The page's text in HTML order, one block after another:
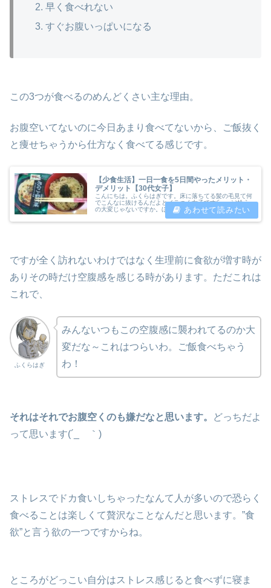
早く食べれない
すぐお腹いっぱいになる
この3つが食べるのめんどくさい主な理由。
お腹空いてないのに今日あまり食べてないから、ご飯抜く
と痩せちゃうから仕方なく食べてる感じです。
【少食生活】一日一食を5日間やったメリット・
デメリット【30代女子】
こんにちは。ふくらはぎです。床に落ちてる髪の毛見て何
でこんなに抜けるんだよとイラつく女子です(´_ゝ｀)拾う
の大変じゃないですか。ほっとくと気になるし。。体調崩
してご飯食べれなくなりました。この時期は繁忙期と母親
の命日がかぶり毎年なにかしら...
ですが全く訪れないわけではなく生理前に食欲が増す時が
ありその時だけ空腹感を感じる時があります。ただこれは
これで、
ふくらはぎ
みんないつもこの空腹感に襲われてるのか大
変だな～これはつらいわ。ご飯食べちゃう
わ！
それはそれでお腹空くのも嫌だなと思います。
どっちだよ
って思います(´_ゝ｀)
ストレスでドカ食いしちゃったなんて人が多いので恐らく
食べることは楽しくて贅沢なことなんだと思います。”食
欲”と言う欲の一つですからね。
ところがどっこい自分はストレス感じると食べずに寝ま